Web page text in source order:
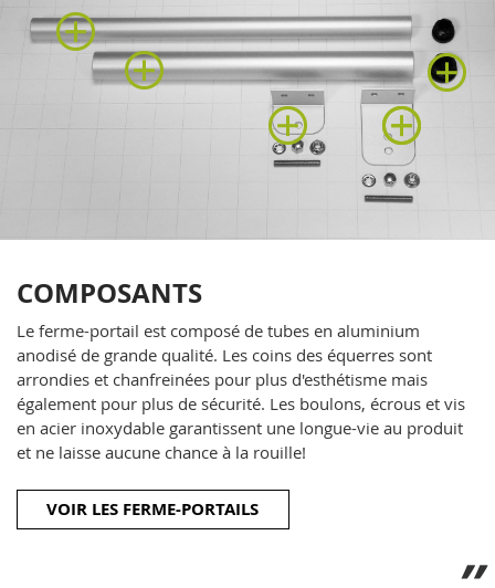
COMPOSANTS
Le ferme-portail est composé de tubes en aluminium
anodisé de grande qualité. Les coins des équerres sont
arrondies et chanfreinées pour plus d'esthétisme mais
également pour plus de sécurité. Les boulons, écrous et vis
en acier inoxydable garantissent une longue-vie au produit
et ne laisse aucune chance à la rouille!
VOIR LES FERME-PORTAILS